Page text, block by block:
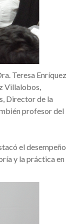
Teresa Enríquez
Villalobos,
Director de la
profesor del
el desempeño
y la práctica en